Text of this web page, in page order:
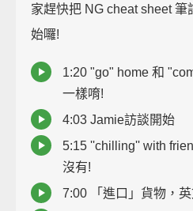
家趕快把 NG cheat sheet 筆
始囉!
1:20 "go" home 和
一樣唷!
4:03 Jamie訪談開始
5:15 ''chilling'' with
沒有!
7:00 「進口」貨物，